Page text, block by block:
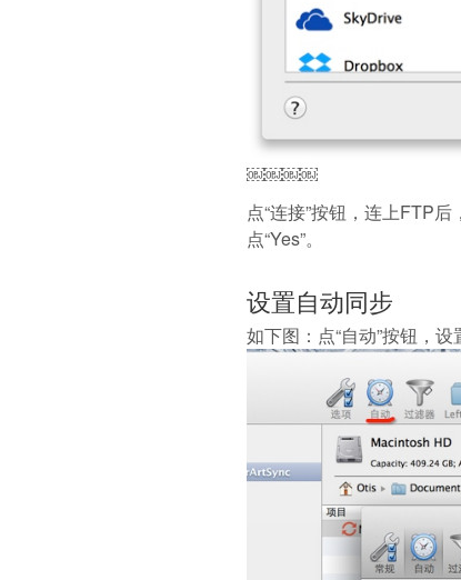
￼￼￼￼
点“连接”按钮，连上FTP
点“Yes”。
设置自动同步
如下图：点“自动”按钮，